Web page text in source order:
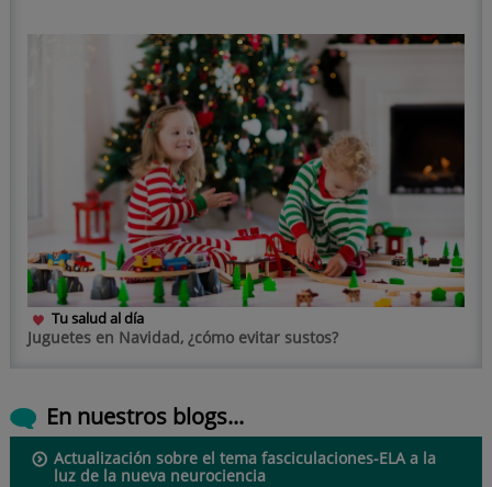
Tu salud al día
Juguetes en Navidad, ¿cómo evitar sustos?
En nuestros blogs...
Actualización sobre el tema fasciculaciones-ELA a la
luz de la nueva neurociencia